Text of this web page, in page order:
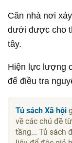
Căn nhà nơi
dưới được cho
tây.
Hiện lực lượng
để điều tra
Tủ sách Xã hội
về các chủ đề
tầng... Tủ sách